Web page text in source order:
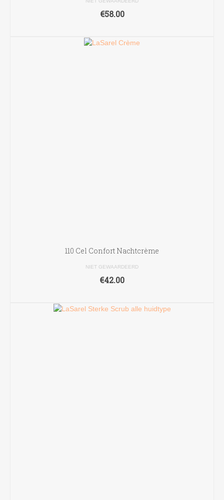
€58.00
110 Cel Confort Nachtcrème
NIET GEWAARDEERD
€42.00